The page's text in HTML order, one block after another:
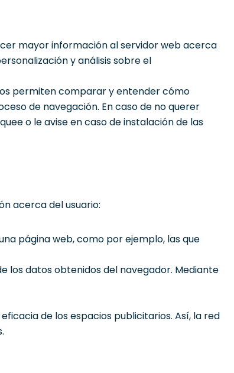
mayor información al servidor web acerca
y análisis sobre el
permiten comparar y entender cómo
de navegación. En caso de no querer
o le avise en caso de instalación de las
acerca del usuario:
página web, como por ejemplo, las que
los datos obtenidos del navegador. Mediante
de los espacios publicitarios. Así, la red